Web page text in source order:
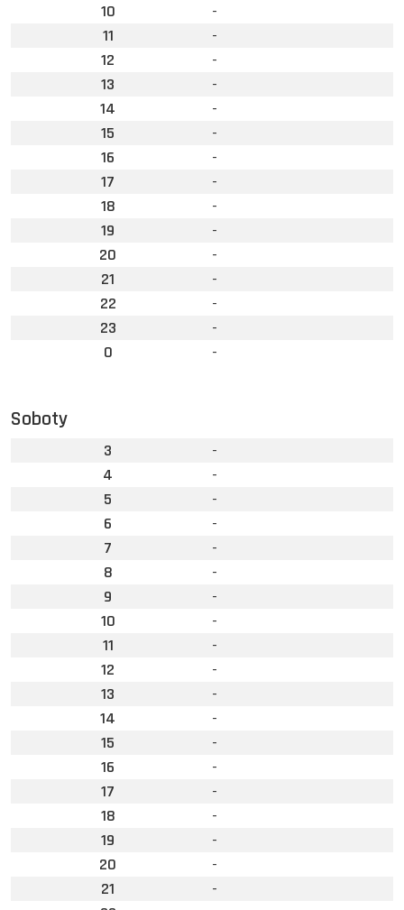
10
-
11
-
12
-
13
-
14
-
15
-
16
-
17
-
18
-
19
-
20
-
21
-
22
-
23
-
0
-
Soboty
3
-
4
-
5
-
6
-
7
-
8
-
9
-
10
-
11
-
12
-
13
-
14
-
15
-
16
-
17
-
18
-
19
-
20
-
21
-